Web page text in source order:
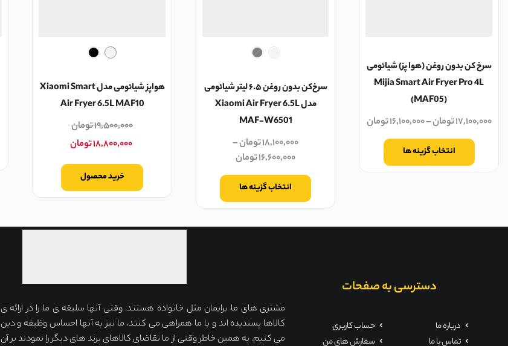
سرخ کن بدون روغن (هوا پز) شیائومی
Mijia Smart Air Fryer Pro 4L
(MAF05)
۱۷,۱۰۰,۰۰۰تومان–۱۶,۱۰۰,۰۰۰تومان
انتخاب گزینه ها
سرخ‌کن بدون روغن ۶.۵ لیتر شیائومی
مدل Xiaomi Air Fryer 6.5L
MAF-W6501
۱۸,۱۰۰,۰۰۰تومان–
۱۶,۶۰۰,۰۰۰تومان
انتخاب گزینه ها
هواپز شیائومی مدل Xiaomi Smart
Air Fryer 6.5L MAF10
۱۹,۵۰۰,۰۰۰تومان
۱۸,۸۰۰,۰۰۰تومان
خرید محصول
دسترسی به صفحات
درباره ما
تماس با ما
حساب کاربری
سفارش های من
مشتری های ما برایمان مثل خانواده هستند. وقتی آنها سلیقه ی ما را در ارائه ی
کالاها پسندیده اند و با ما همراهی می کنند، ما نیز به آنها احساس وظیفه و دین
می کنیم. به همین خاطر وقتی از ما تقاضای کالاهای برند های دیگر را نمودند بر آن